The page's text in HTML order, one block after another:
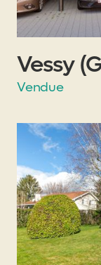
Vessy
Vendue